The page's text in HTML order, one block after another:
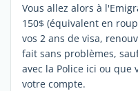
Vous allez alors à
150$ (équivalent en
vos 2 ans de visa,
fait sans problèmes,
avec la Police ici ou que
votre compte.